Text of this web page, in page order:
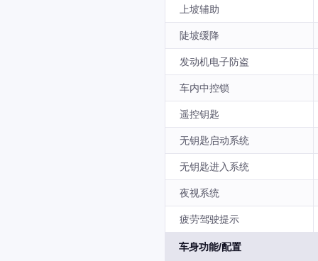
上坡辅助
陡坡缓降
发动机电子防盗
车内中控锁
遥控钥匙
无钥匙启动系统
无钥匙进入系统
夜视系统
疲劳驾驶提示
车身功能/配置